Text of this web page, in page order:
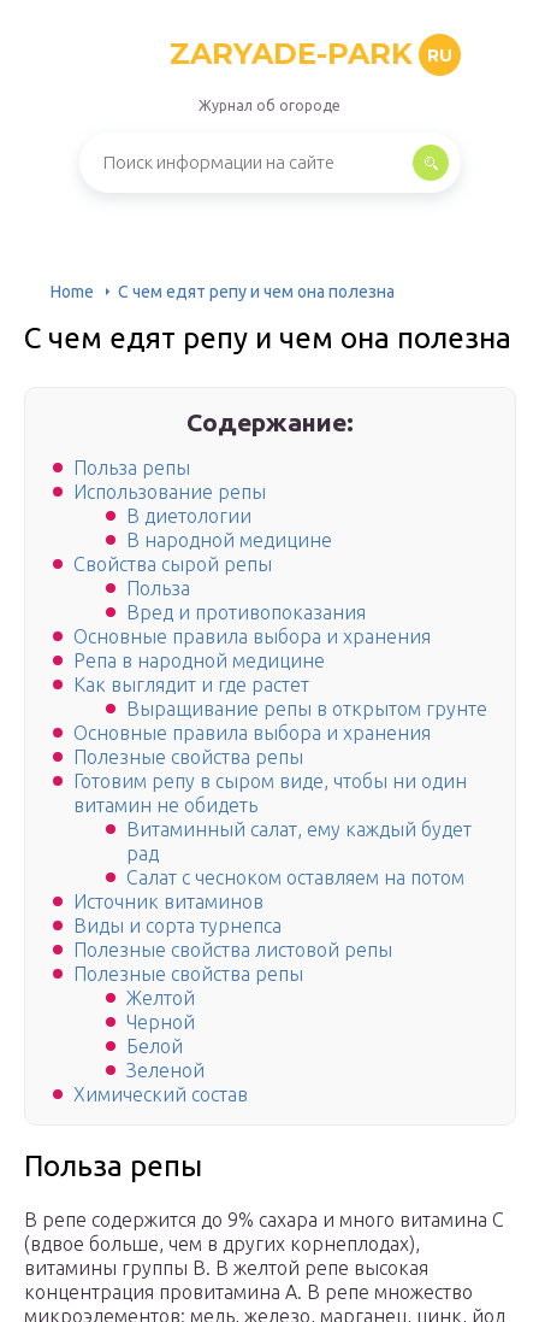
ZARYADE-PARK RU
Журнал об огороде
Home С чем едят репу и чем она полезна
С чем едят репу и чем она полезна
Содержание:
Польза репы
Использование репы
В диетологии
В народной медицине
Свойства сырой репы
Польза
Вред и противопоказания
Основные правила выбора и хранения
Репа в народной медицине
Как выглядит и где растет
Выращивание репы в открытом грунте
Основные правила выбора и хранения
Полезные свойства репы
Готовим репу в сыром виде, чтобы ни один
витамин не обидеть
Витаминный салат, ему каждый будет
рад
Салат с чесноком оставляем на потом
Источник витаминов
Виды и сорта турнепса
Полезные свойства листовой репы
Полезные свойства репы
Желтой
Черной
Белой
Зеленой
Химический состав
Польза репы
В репе содержится до 9% сахара и много витамина С
(вдвое больше, чем в других корнеплодах),
витамины группы В. В желтой репе высокая
концентрация провитамина А. В репе множество
микроэлементов: медь, железо, марганец, цинк, йод